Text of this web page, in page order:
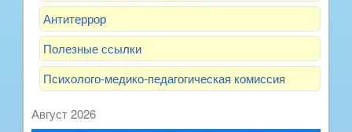
Антитеррор
Полезные ссылки
Психолого-медико-педагогическая комиссия
Август 2026